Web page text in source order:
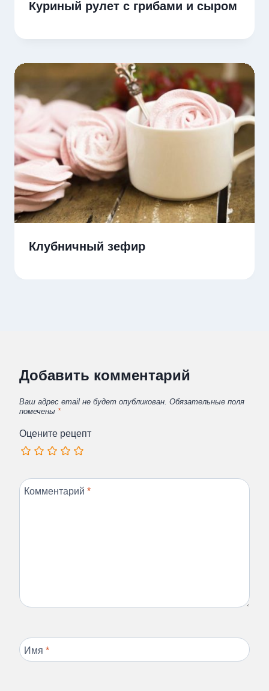
Куриный рулет с грибами и сыром
Клубничный зефир
Добавить комментарий
Ваш адрес email не будет опубликован. Обязательные поля
помечены *
Оцените рецепт
Комментарий *
Имя *